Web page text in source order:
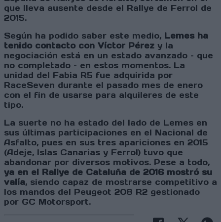
que lleva ausente desde el Rallye de Ferrol de
2015.
Según ha podido saber este medio, Lemes ha
tenido contacto con Víctor Pérez y la
negociación está en un estado avanzado – que
no completado – en estos momentos. La
unidad del Fabia R5 fue adquirida por
RaceSeven durante el pasado mes de enero
con el fin de usarse para alquileres de este
tipo.
La suerte no ha estado del lado de Lemes en
sus últimas participaciones en el Nacional de
Asfalto, pues en sus tres apariciones en 2015
(Adeje, Islas Canarias y Ferrol) tuvo que
abandonar por diversos motivos. Pese a todo,
ya en el Rallye de Cataluña de 2016 mostró su
valía, siendo capaz de mostrarse competitivo a
los mandos del Peugeot 208 R2 gestionado
por GC Motorsport.